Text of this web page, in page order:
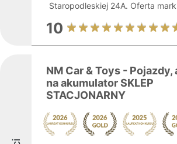
Staropodleskiej 24A. Oferta
10
NM Car & Toys - Pojazdy,
na akumulator SKLEP
STACJONARNY